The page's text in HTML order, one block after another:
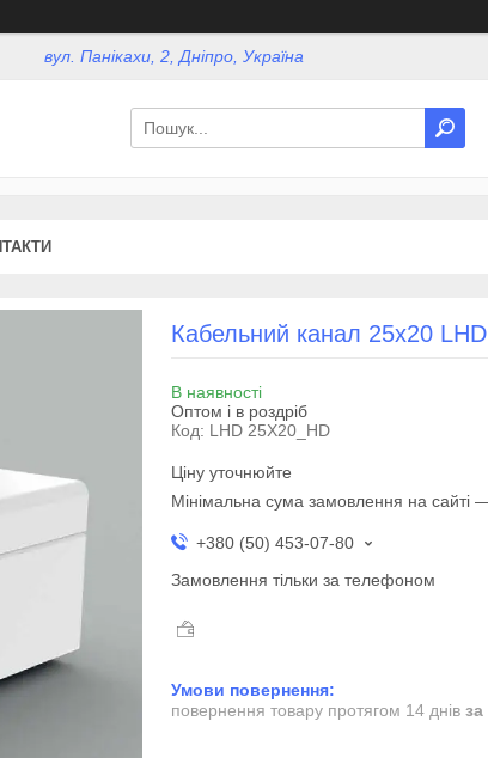
вул. Панікахи, 2, Дніпро, Україна
Кабельний канал 25х20
В наявності
Оптом і в роздріб
Код: LHD 25X20_HD
Ціну уточнюйте
Мінімальна сума замовлення на сайті
+380 (50) 453-07-80
Замовлення тільки за телефоном
повернення товару протягом 14 днів